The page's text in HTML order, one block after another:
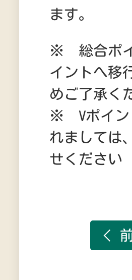
ます。
※ 総合ポイ
イントへ移
めご了承く
※ Vポイン
れましては
せください